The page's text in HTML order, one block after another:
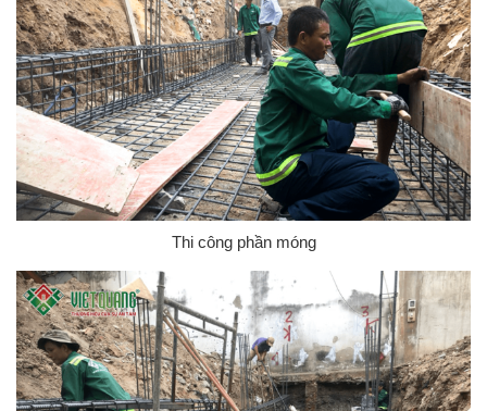
Thi công phần móng